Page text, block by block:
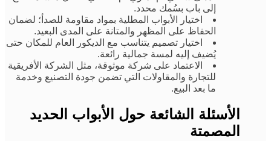
إلى باب بسُمك محدد.
اختيار الأبواب المطلية بمواد مقاومة للصدأ؛ لضمان
الحفاظ على المظهر والمتانة على المدى البعيد.
اختيار تصميم يتناسب مع الديكور العام للمكان حتى
يُضيف إليه لمسة جمالية رائعة.
الاعتماد على شركة موثوقة، مثل الشركة الأفريقية
للتجارة والمقاولات التي تضمن جودة التصنيع وخدمة
ما بعد البيع.
الأسئلة الشائعة حول الأبواب الحديد
المصمتة